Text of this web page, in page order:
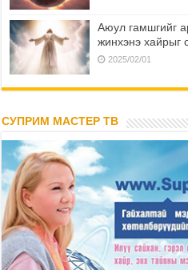
Аюул гамшгийг
жинхэнэ хайрыг
2025/02/01
СУПРИМ МАСТЕР ТВ